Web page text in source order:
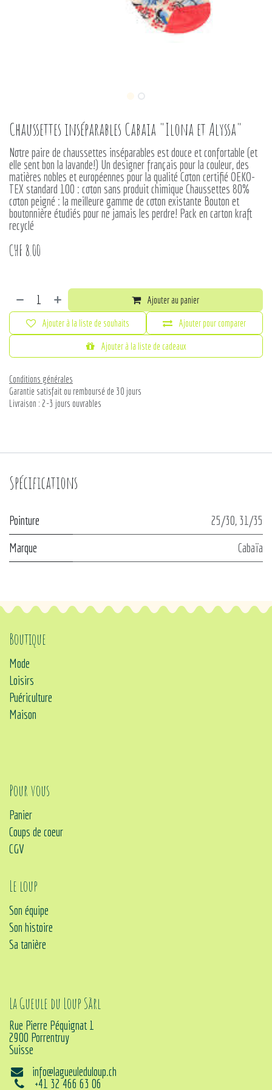
Chaussettes inséparables Cabaia "Ilona et Alyssa"
Notre paire de chaussettes inséparables est douce et confortable (et
elle sent bon la lavande!) Un designer français pour la couleur, des
matières nobles et européennes pour la qualité Coton certifié OEKO-
TEX standard 100 : coton sans produit chimique Chaussettes 80%
coton peigné : la meilleure gamme de coton existante Bouton et
boutonnière étudiés pour ne jamais les perdre! Pack en carton kraft
recyclé
CHF 8.00
Ajouter au panier
Ajouter pour comparer
Ajouter à la liste de cadeaux
Ajouter à la liste de souhaits
Conditions générales
Garantie satisfait ou remboursé de 30 jours
Livraison : 2-3 jours ouvrables
Spécifications
Pointure 25/30, 31/35
Marque
Cabaïa
Boutique
Mode
Loisirs
Puériculture
Maison
Pour vous
Panier
Coups de coeur
CGV
Le loup
Son équipe
Son histoire
Sa tanière
La Gueule du Loup Sàrl
Rue Pierre Péquignat 1
2900 Porrentruy
Suisse
info@lagueuleduloup.ch
+41 32 466 63 06